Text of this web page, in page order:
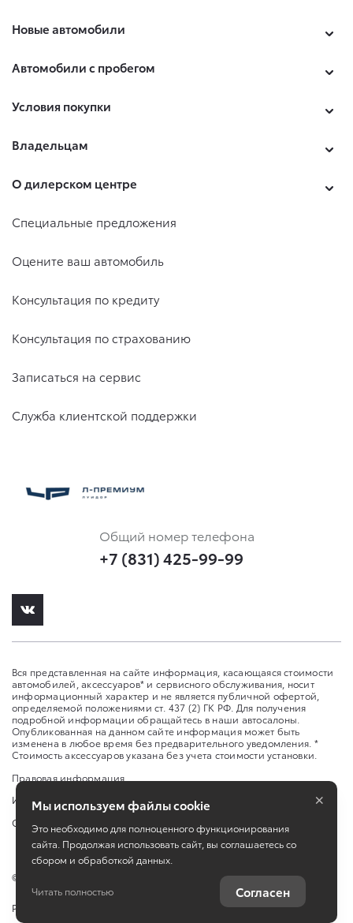
Новые автомобили
Автомобили с пробегом
Условия покупки
Владельцам
О дилерском центре
Специальные предложения
Оцените ваш автомобиль
Консультация по кредиту
Консультация по страхованию
Записаться на сервис
Служба клиентской поддержки
Общий номер телефона
+7 (831) 425-99-99
Вся представленная на сайте информация, касающаяся стоимости
автомобилей, аксессуаров* и сервисного обслуживания, носит
информационный характер и не является публичной офертой,
определяемой положениями ст. 437 (2) ГК РФ. Для получения
подробной информации обращайтесь в наши автосалоны.
Опубликованная на данном сайте информация может быть
изменена в любое время без предварительного уведомления. *
Стоимость аксессуаров указана без учета стоимости установки.
Правовая информация
Изменить настройку cookies
Сбросить cookie
©
Работает на технологиях
Мы используем файлы cookie
Это необходимо для полноценного функционирования
сайта. Продолжая использовать сайт, вы соглашаетесь со
сбором и обработкой данных.
Читать полностью Согласен
×